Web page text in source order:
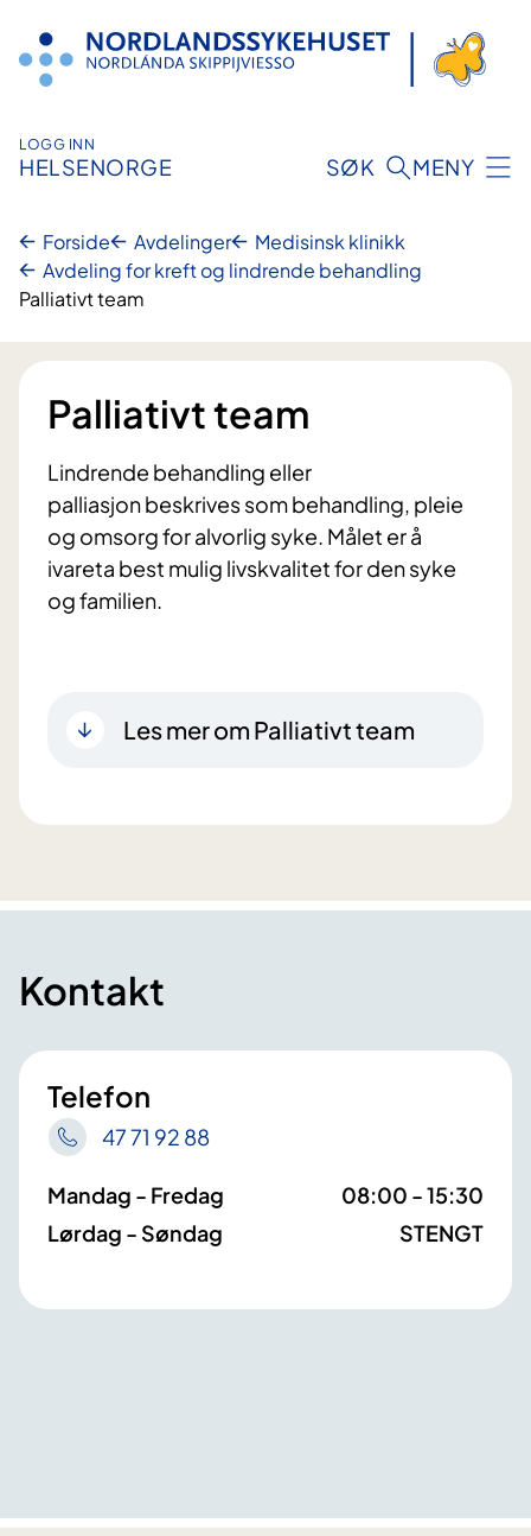
innhold
LOGG INN
HELSENORGE SØK MENY
Forside Avdelinger
Medisinsk klinikk
Avdeling for kreft og lindrende behandling
Palliativt team
Palliativt team
Lindrende behandling eller
palliasjon beskrives som behandling, pleie
og omsorg for alvorlig syke. Målet er å
ivareta best mulig livskvalitet for den syke
og familien.
Les mer om Palliativt team
Kontakt
Telefon
47 71 92 88
Mandag - Fredag
08:00 - 15:30
Lørdag - Søndag
STENGT